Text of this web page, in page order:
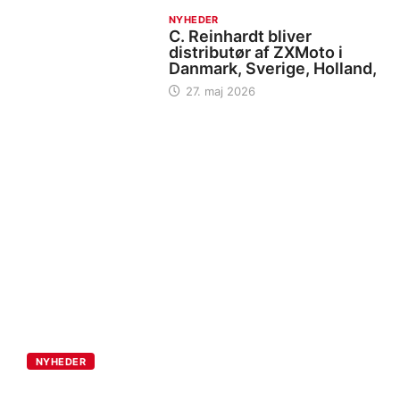
NYHEDER
C. Reinhardt bliver
distributør af ZXMoto i
Danmark, Sverige, Holland,
27. maj 2026
NYHEDER